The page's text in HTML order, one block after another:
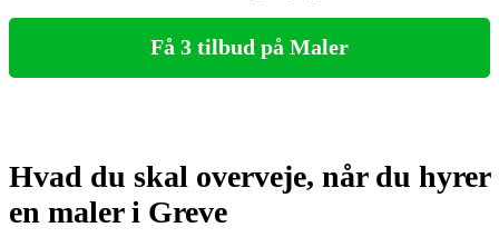
Få 3 tilbud på Maler
Hvad du skal overveje, når du hyrer
en maler i Greve